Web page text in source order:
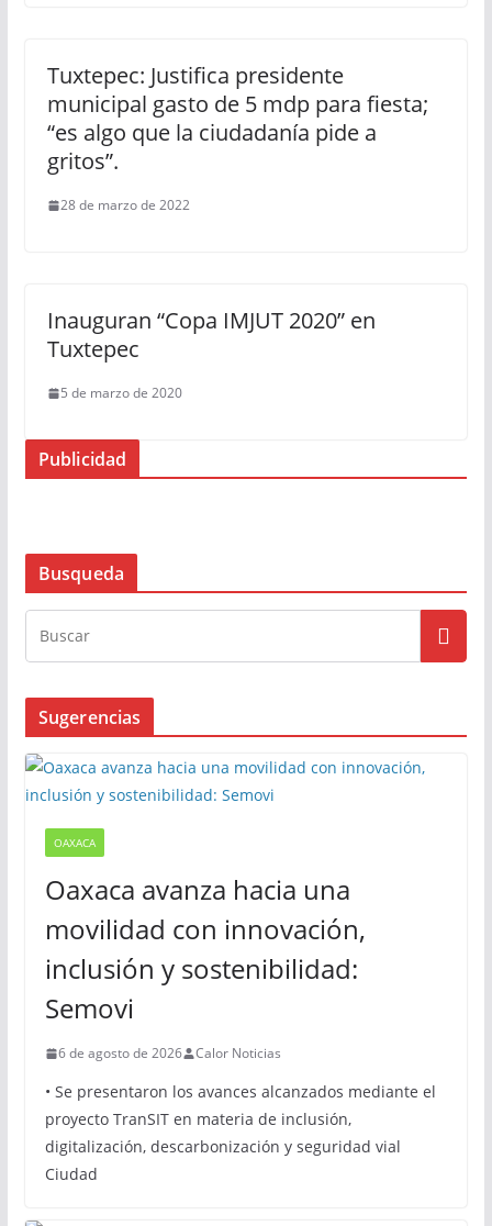
Tuxtepec: Justifica presidente
municipal gasto de 5 mdp para fiesta;
“es algo que la ciudadanía pide a
gritos”.
28 de marzo de 2022
Inauguran “Copa IMJUT 2020” en
Tuxtepec
5 de marzo de 2020
Publicidad
Busqueda
Sugerencias
OAXACA
Oaxaca avanza hacia una
movilidad con innovación,
inclusión y sostenibilidad:
Semovi
6 de agosto de 2026 Calor Noticias
• Se presentaron los avances alcanzados mediante el
proyecto TranSIT en materia de inclusión,
digitalización, descarbonización y seguridad vial
Ciudad